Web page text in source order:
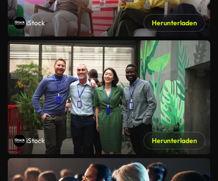
iStock Herunterladen
iStock Herunterladen